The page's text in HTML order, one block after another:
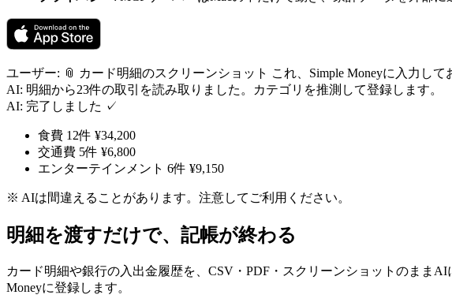
ユーザー: 📎 カード明細のスクリーンショット これ、Simple Moneyに入力して
AI: 明細から23件の取引を読み取りました。カテゴリを推測して登録します。
AI: 完了しました ✓
食費 12件 ¥34,200
交通費 5件 ¥6,800
エンターテインメント 6件 ¥9,150
※ AIは間違えることがあります。注意してご利用ください。
明細を渡すだけで、記帳が終わる
カード明細や銀行の入出金履歴を、CSV・PDF・スクリーンショットのまま
Moneyに登録します。